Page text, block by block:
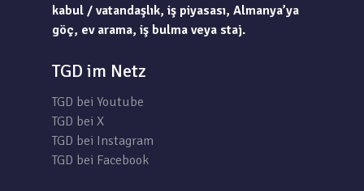
kabul / vatandaşlık, iş piyasası, Almanya’ya
göç, ev arama, iş bulma veya staj.
TGD im Netz
TGD bei Youtube
TGD bei X
TGD bei Instagram
TGD bei Facebook